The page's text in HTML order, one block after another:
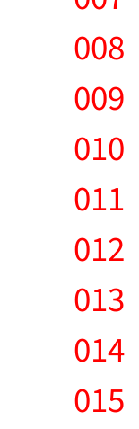
008
009
010
011
012
013
014
015